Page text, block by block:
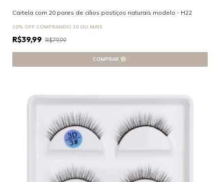
Cartela com 20 pares de cilios postiços naturais modelo - H22
10% OFF COMPRANDO 10 OU MAIS
R$39,99 R$79,99